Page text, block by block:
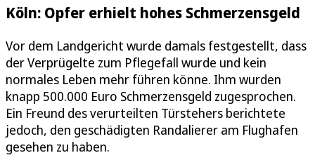
Köln: Opfer erhielt hohes Schmerzensgeld
Vor dem Landgericht wurde damals festgestellt, dass
der Verprügelte zum Pflegefall wurde und kein
normales Leben mehr führen könne. Ihm wurden
knapp 500.000 Euro Schmerzensgeld zugesprochen.
Ein Freund des verurteilten Türstehers berichtete
jedoch, den geschädigten Randalierer am Flughafen
gesehen zu haben.